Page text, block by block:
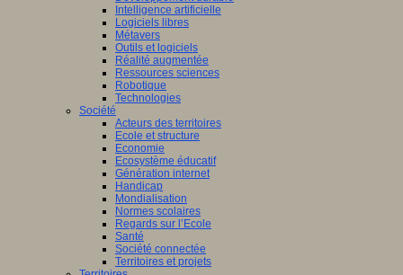
Intelligence artificielle
Logiciels libres
Métavers
Outils et logiciels
Réalité augmentée
Ressources sciences
Robotique
Technologies
Société
Acteurs des territoires
Ecole et structure
Economie
Ecosystème éducatif
Génération internet
Handicap
Mondialisation
Normes scolaires
Regards sur l’Ecole
Santé
Société connectée
Territoires et projets